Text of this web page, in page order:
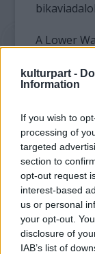
kulturpart -
Information
If you wish to
processing of
targeted
section to
opt-out request
interest-based
us or personal
your opt-out.
disclosure of
IAB’s list of
A Lower
meg és
volt a
virágzó
Az
nyissák fel